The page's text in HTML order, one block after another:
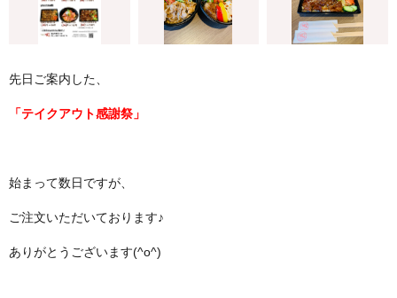
先日ご案内した、
「テイクアウト感謝祭」
始まって数日ですが、
ご注文いただいております♪
ありがとうございます(^o^)